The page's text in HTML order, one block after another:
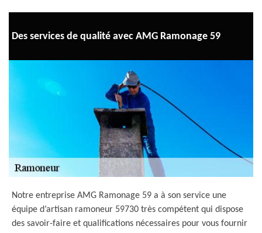
Des services de qualité avec AMG Ramonage 59
Notre entreprise AMG Ramonage 59 a à son service une
équipe d’artisan ramoneur 59730 très compétent qui dispose
des savoir-faire et qualifications nécessaires pour vous fournir